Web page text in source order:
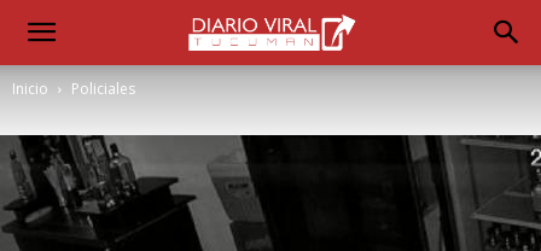
Inicio Policiales